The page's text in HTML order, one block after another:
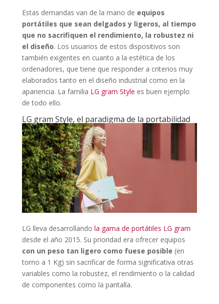
Estas demandas van de la mano de equipos
portátiles que sean delgados y ligeros, al tiempo
que no sacrifiquen el rendimiento, la robustez ni
el diseño. Los usuarios de estos dispositivos son
también exigentes en cuanto a la estética de los
ordenadores, que tiene que responder a criterios muy
elaborados tanto en el diseño industrial como en la
apariencia. La familia LG gram Style es buen ejemplo
de todo ello.
LG gram Style, el paradigma de la portabilidad
LG lleva desarrollando la gama de portátiles LG gram
desde el año 2015. Su prioridad era ofrecer equipos
con un peso tan ligero como fuese posible (en
torno a 1 Kg) sin sacrificar de forma significativa otras
variables como la robustez, el rendimiento o la calidad
de componentes como la pantalla.